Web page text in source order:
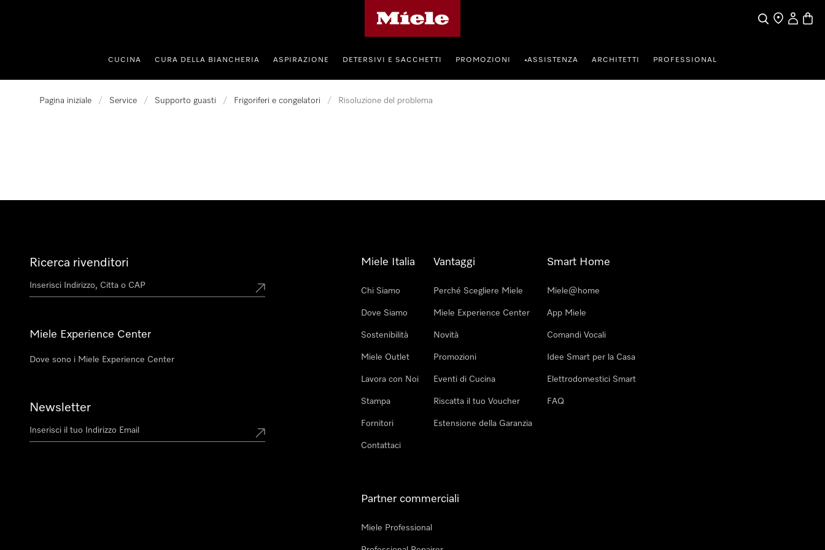
CercaRicerca
Il mio
CUCINA CURA DELLA BIANCHERIA ASPIRAZIONE DETERSIVI E SACCHETTI PROMOZIONI •ASSISTENZA ARCHITETTI PROFESSIONAL
Pagina iniziale / Service / Supporto guasti / Frigoriferi e congelatori / Risoluzione del problema
Ricerca rivenditori
Miele Experience Center
Dove sono i Miele Experience Center
Newsletter
Miele Italia
Chi Siamo
Dove Siamo
Sostenibilità
Miele Outlet
Lavora con Noi
Stampa
Fornitori
Contattaci
Vantaggi
Perché Scegliere Miele
Miele Experience Center
Novità
Promozioni
Eventi di Cucina
Riscatta il tuo Voucher
Estensione della Garanzia
Smart Home
Miele@home
App Miele
Comandi Vocali
Idee Smart per la Casa
Elettrodomestici Smart
FAQ
Partner commerciali
Miele Professional